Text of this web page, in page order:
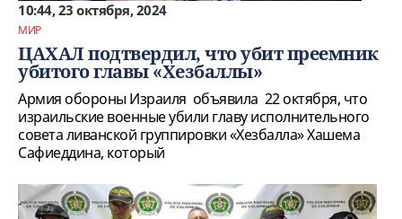
10:44, 23 октября, 2024
МИР
ЦАХАЛ подтвердил, что убит преемник
убитого главы «Хезбаллы»
Армия обороны Израиля объявила 22 октября, что
израильские военные убили главу исполнительного
совета ливанской группировки «Хезбалла» Хашема
Сафиеддина, который